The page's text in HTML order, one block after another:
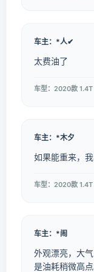
车主：*人✔
太费油了
车型：2020款
车主：*木夕
如果能重来，
车型：2020款
车主：*闹
外观漂亮，大
是油耗稍微高点